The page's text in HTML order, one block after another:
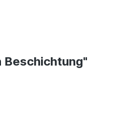
Beschichtung"